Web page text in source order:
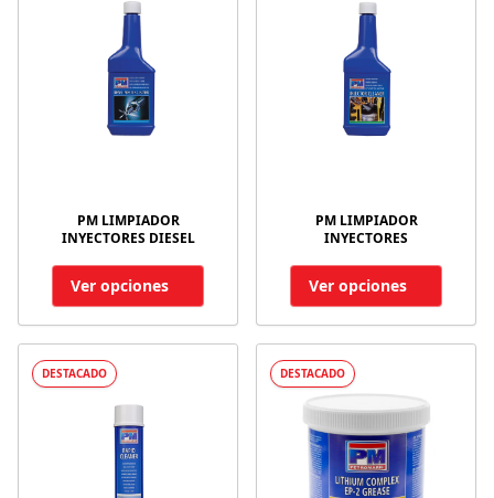
PM LIMPIADOR
INYECTORES DIESEL
Ver opciones
PM LIMPIADOR
INYECTORES
Ver opciones
DESTACADO DESTACADO